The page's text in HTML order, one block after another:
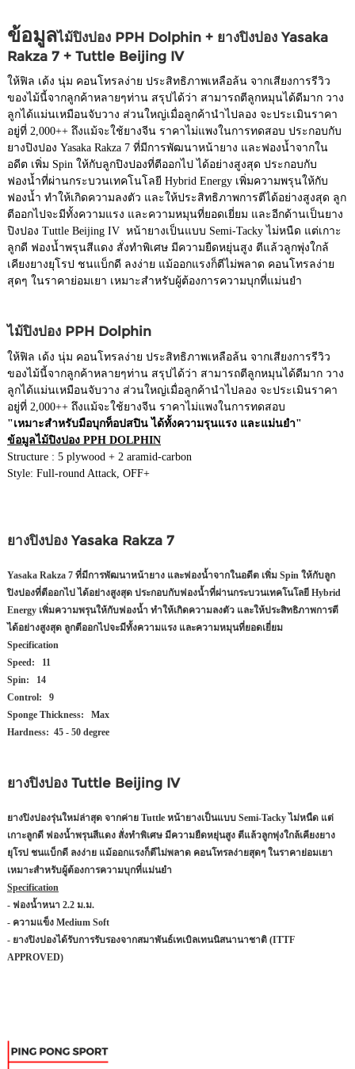
ข้อมูลไม้ปิงปอง PPH Dolphin + ยางปิงปอง Yasaka
Rakza 7 + Tuttle Beijing IV
ให้ฟิล เด้ง นุ่ม คอนโทรลง่าย ประสิทธิภาพเหลือล้น จากเสียงการรีวิว
ของไม้นี้จากลูกค้าหลายๆท่าน สรุปได้ว่า สามารถตีลูกหมุนได้ดีมาก วาง
ลูกได้แม่นเหมือนจับวาง ส่วนใหญ่เมื่อลูกค้านำไปลอง จะประเมินราคา
อยู่ที่ 2,000++ ถึงแม้จะใช้ยางจีน ราคาไม่แพงในการทดสอบ ประกอบกับ
ยางปิงปอง Yasaka Rakza 7 ที่มีการพัฒนาหน้ายาง และฟองน้ำจากใน
อดีต เพิ่ม Spin ให้กับลูกปิงปองที่ตีออกไป ได้อย่างสูงสุด ประกอบกับ
ฟองน้ำที่ผ่านกระบวนเทคโนโลยี Hybrid Energy เพิ่มความพรุนให้กับ
ฟองน้ำ ทำให้เกิดความลงตัว และให้ประสิทธิภาพการตีได้อย่างสูงสุด ลูก
ตีออกไปจะมีทั้งความแรง และความหมุนที่ยอดเยี่ยม และอีกด้านเป็นยาง
ปิงปอง Tuttle Beijing IV หน้ายางเป็นแบบ Semi-Tacky ไม่หนืด แต่เกาะ
ลูกดี ฟองน้ำพรุนสีแดง สั่งทำพิเศษ มีความยืดหยุ่นสูง ตีแล้วลูกพุ่งใกล้
เคียงยางยุโรป ชนแบ็กดี ลงง่าย แม้ออกแรงก็ตีไม่พลาด คอนโทรลง่าย
สุดๆ ในราคาย่อมเยา เหมาะสำหรับผู้ต้องการความบุกที่แม่นยำ
ไม้ปิงปอง PPH Dolphin
ให้ฟิล เด้ง นุ่ม คอนโทรลง่าย ประสิทธิภาพเหลือล้น จากเสียงการรีวิว
ของไม้นี้จากลูกค้าหลายๆท่าน สรุปได้ว่า สามารถตีลูกหมุนได้ดีมาก วาง
ลูกได้แม่นเหมือนจับวาง ส่วนใหญ่เมื่อลูกค้านำไปลอง จะประเมินราคา
อยู่ที่ 2,000++ ถึงแม้จะใช้ยางจีน ราคาไม่แพงในการทดสอบ
"เหมาะสำหรับมือบุกท็อปสปิน ได้ทั้งความรุนแรง และแม่นยำ"
ข้อมูลไม้ปิงปอง PPH DOLPHIN
Structure : 5 plywood + 2 aramid-carbon
Style: Full-round Attack, OFF+
ยางปิงปอง Yasaka Rakza 7
Yasaka Rakza 7 ที่มีการพัฒนาหน้ายาง และฟองน้ำจากในอดีต เพิ่ม Spin ให้กับลูก
ปิงปองที่ตีออกไป ได้อย่างสูงสุด ประกอบกับฟองน้ำที่ผ่านกระบวนเทคโนโลยี Hybrid
Energy เพิ่มความพรุนให้กับฟองน้ำ ทำให้เกิดความลงตัว และให้ประสิทธิภาพการตี
ได้อย่างสูงสุด ลูกตีออกไปจะมีทั้งความแรง และความหมุนที่ยอดเยี่ยม
Specification
Speed: 11
Spin: 14
Control: 9
Sponge Thickness: Max
Hardness: 45 - 50 degree
ยางปิงปอง Tuttle Beijing IV
ยางปิงปองรุ่นใหม่ล่าสุด จากค่าย Tuttle หน้ายางเป็นแบบ Semi-Tacky ไม่หนืด แต่
เกาะลูกดี ฟองน้ำพรุนสีแดง สั่งทำพิเศษ มีความยืดหยุ่นสูง ตีแล้วลูกพุ่งใกล้เคียงยาง
ยุโรป ชนแบ็กดี ลงง่าย แม้ออกแรงก็ตีไม่พลาด คอนโทรลง่ายสุดๆ ในราคาย่อมเยา
เหมาะสำหรับผู้ต้องการความบุกที่แม่นยำ
Specification
- ฟองน้ำหนา 2.2 ม.ม.
- ความแข็ง Medium Soft
- ยางปิงปองได้รับการรับรองจากสมาพันธ์เทเบิลเทนนิสนานาชาติ (ITTF
APPROVED)